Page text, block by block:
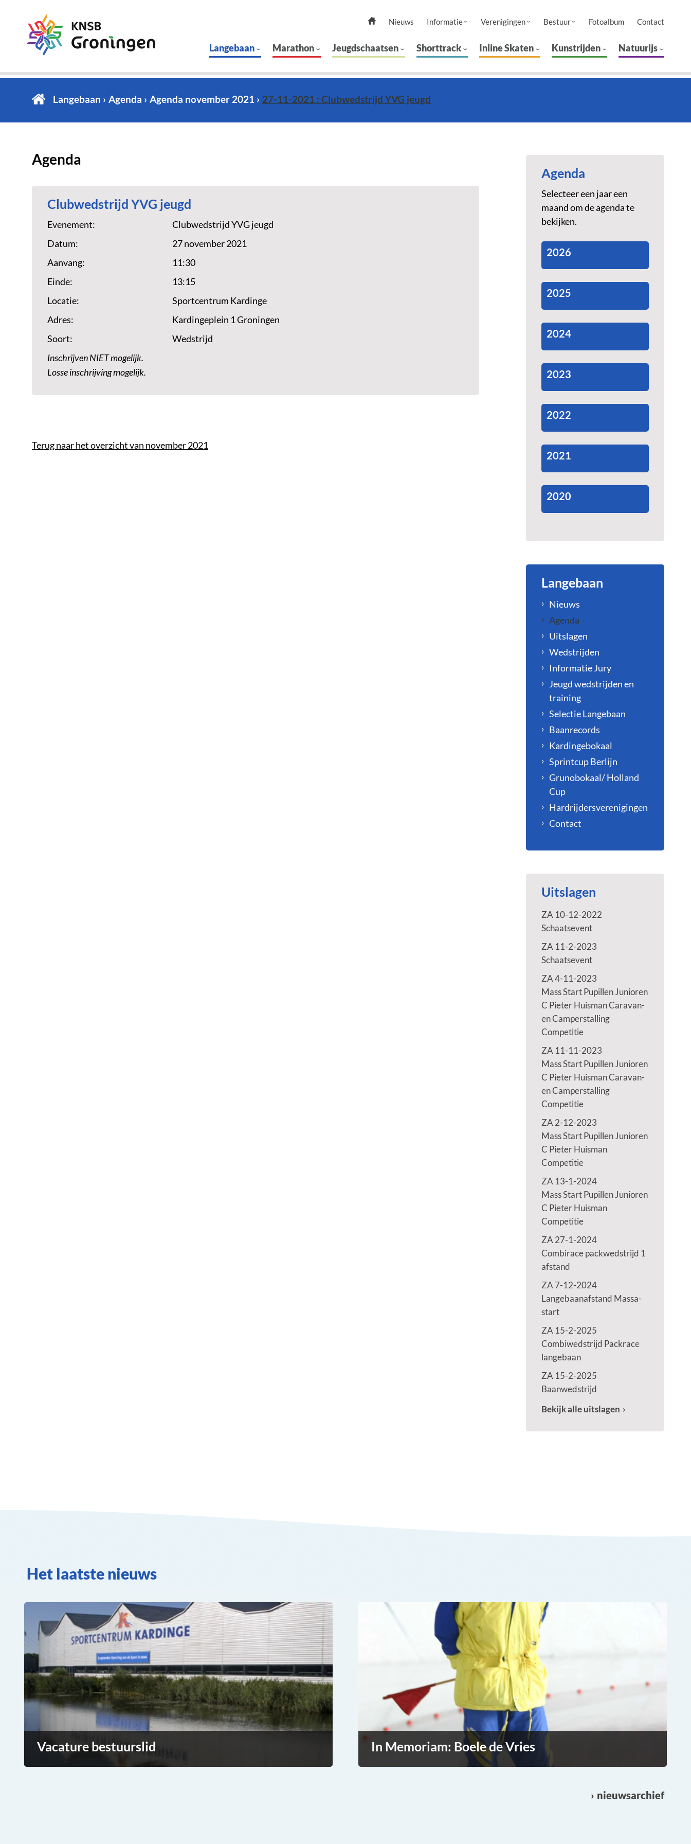
Nieuws Informatie Verenigingen Bestuur Fotoalbum Contact
Langebaan Marathon Jeugdschaatsen Shorttrack Inline Skaten Kunstrijden Natuurijs
Langebaan Agenda Agenda november 2021 27-11-2021 : Clubwedstrijd YVG jeugd
Agenda
Clubwedstrijd YVG jeugd
Evenement:
Clubwedstrijd YVG jeugd
Datum:
27 november 2021
Aanvang:
11:30
Einde:
13:15
Locatie:
Sportcentrum Kardinge
Adres:
Kardingeplein 1 Groningen
Soort:
Wedstrijd
Inschrijven NIET mogelijk.
Losse inschrijving mogelijk.
Terug naar het overzicht van november 2021
Agenda
Selecteer een jaar een
maand om de agenda te
bekijken.
2026
2025
2024
2023
2022
2021
2020
Langebaan
Nieuws
Agenda
Uitslagen
Wedstrijden
Informatie Jury
Jeugd wedstrijden en
training
Selectie Langebaan
Baanrecords
Kardingebokaal
Sprintcup Berlijn
Grunobokaal/ Holland
Cup
Hardrijdersverenigingen
Contact
Uitslagen
ZA 10-12-2022
Schaatsevent
ZA 11-2-2023
Schaatsevent
ZA 4-11-2023
Mass Start Pupillen Junioren
C Pieter Huisman Caravan-
en Camperstalling
Competitie
ZA 11-11-2023
Mass Start Pupillen Junioren
C Pieter Huisman Caravan-
en Camperstalling
Competitie
ZA 2-12-2023
Mass Start Pupillen Junioren
C Pieter Huisman
Competitie
ZA 13-1-2024
Mass Start Pupillen Junioren
C Pieter Huisman
Competitie
ZA 27-1-2024
Combirace packwedstrijd 1
afstand
ZA 7-12-2024
Langebaanafstand Massa-
start
ZA 15-2-2025
Combiwedstrijd Packrace
langebaan
ZA 15-2-2025
Baanwedstrijd
Bekijk alle uitslagen
Het laatste nieuws
Vacature bestuurslid In Memoriam: Boele de Vries
nieuwsarchief